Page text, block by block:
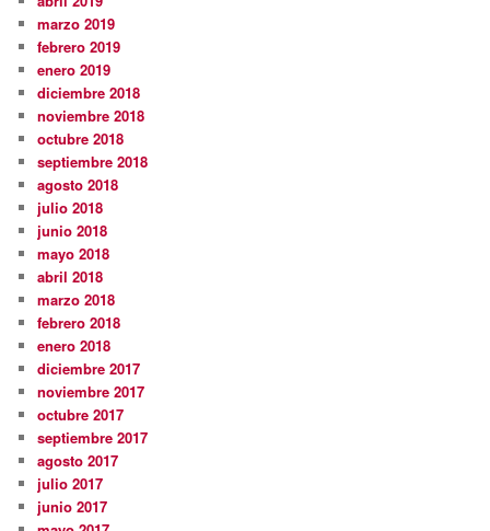
marzo 2019
febrero 2019
enero 2019
diciembre 2018
noviembre 2018
octubre 2018
septiembre 2018
agosto 2018
julio 2018
junio 2018
mayo 2018
abril 2018
marzo 2018
febrero 2018
enero 2018
diciembre 2017
noviembre 2017
octubre 2017
septiembre 2017
agosto 2017
julio 2017
junio 2017